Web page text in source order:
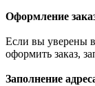
Оформление
Если вы уверены
оформить заказ,
Заполнение